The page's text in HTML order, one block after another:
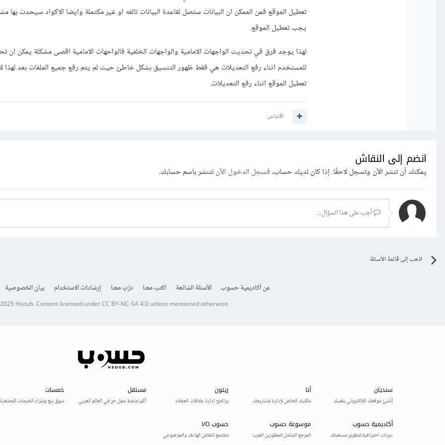
تعطيل الموقع فمن الممكن ان البيانات ستصل لقاعدة البيانات تالفه او غير مكتملة وايضا الاكواد سيحدث بها
يجب تعطيل الموقع.
لهذا يوجد فرق في تحديث الواجهات الامامية والواجهات الخلفية فالواحهات الامامية اقصى مشكلة يمكن ان
للمستخدم اثناء رفع التعديلات هي فقط ظهور التنسيق بشكل خاطئ حيث لم يتم رفع جميع الملفات بعد لهذا
تعطيل الموقع اثناء رفع التعديلات.
اقتباس
انضم إلى النقاش
يمكنك أن تنشر الآن وتسجل لاحقًا. إذا كان لديك حساب،فسجل الدخول الآنلتنشر باسم حسابك.
أجب على هذا السؤال...
اذهب إلى قائمة الأسئلة
عن أكاديمية حسوب الأسئلة الشائعة اكتب معنا درّب معنا إرشادات الاستخدام بيان الخصوصية
Hsoub.Content licensed underCC BY-NC-SA 4.0unless mentioned otherwise.